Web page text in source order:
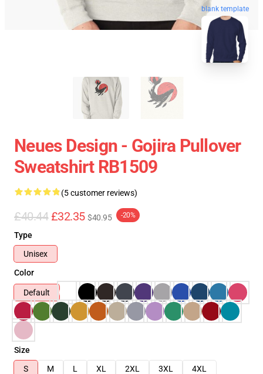
blank template
Neues Design - Gojira Pullover
Sweatshirt RB1509
(5 customer reviews)
£40.44 £32.35 $40.95 -20%
Type
Unisex
Color
Default
Size
S
M L XL 2XL 3XL
4XL